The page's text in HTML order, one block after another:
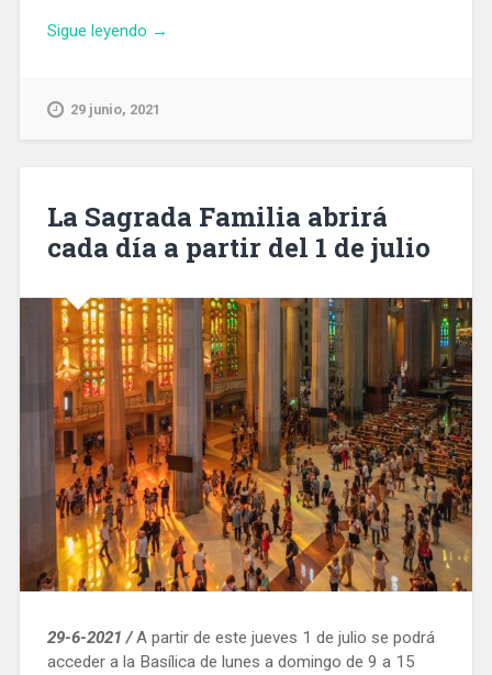
Sigue leyendo «El
contenedores
supera
las
de
2019»
→
29 junio, 2021
La Sagrada Familia abrirá
cada día a partir del 1 de julio
29-6-2021 /A partir de este jueves 1 de julio se podrá
acceder a la Basílica de lunes a domingo de 9 a 15